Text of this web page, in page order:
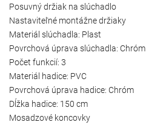
Posuvný držiak na slúchadlo
Nastaviteľné montážne držiaky
Materiál slúchadla: Plast
Povrchová úprava slúchadla: Chróm
Počet funkcií: 3
Materiál hadice: PVC
Povrchová úprava hadice: Chróm
Dĺžka hadice: 150 cm
Mosadzové koncovky